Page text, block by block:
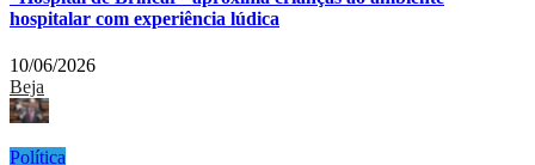
hospitalar com experiência lúdica
10/06/2026
Beja
Política